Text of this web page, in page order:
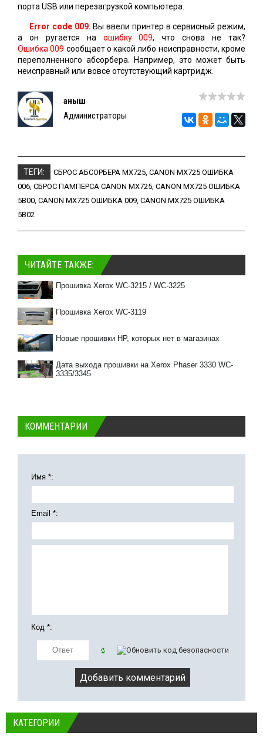
порта USB или перезагрузкой компьютера.
Error code 009. Вы ввели принтер в сервисный режим,
а он ругается на ошибку 009, что снова не так?
Ошибка 009 сообщает о какой либо неисправности, кроме
переполненного абсорбера. Например, это может быть
неисправный или вовсе отсутствующий картридж.
Қаныш
Администраторы
ТЕГИ: СБРОС АБСОРБЕРА MX725, CANON MX725 ОШИБКА
006, СБРОС ПАМПЕРСА CANON MX725, CANON MX725 ОШИБКА
5B00, CANON MX725 ОШИБКА 009, CANON MX725 ОШИБКА
5B02
ЧИТАЙТЕ ТАКЖЕ:
Прошивка Xerox WC-3215 / WC-3225
Прошивка Xerox WC-3119
Новые прошивки HP, которых нет в магазинах
Дата выхода прошивки на Xerox Phaser 3330 WC-
3335/3345
КОММЕНТАРИИ
Имя *:
Email *:
Код *:
КАТЕГОРИИ